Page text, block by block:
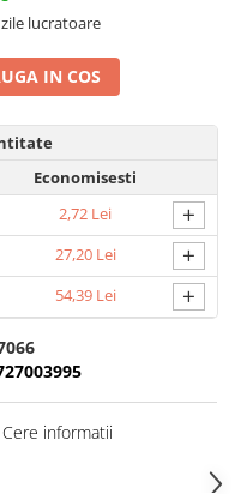
zile lucratoare
IN COS
Economisesti
2,72 Lei +
27,20 Lei +
54,39 Lei +
informatii